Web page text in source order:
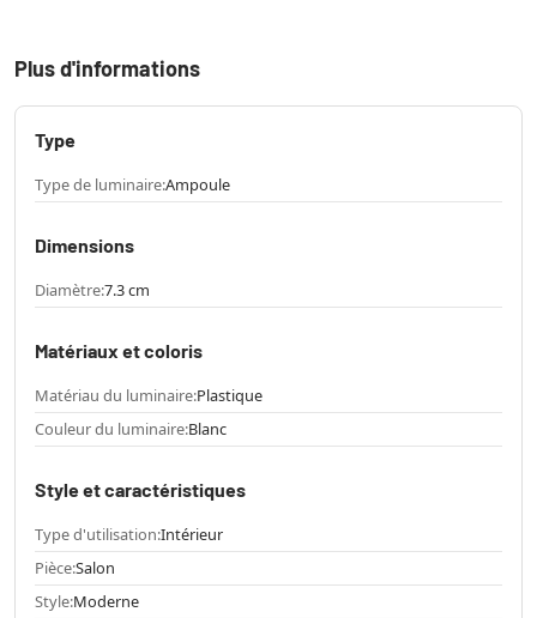
Plus d'informations
Type
Type de luminaire:Ampoule
Dimensions
Diamètre:7.3 cm
Matériaux et coloris
Matériau du luminaire:Plastique
Couleur du luminaire:Blanc
Style et caractéristiques
Type d'utilisation:Intérieur
Pièce:Salon
Style:Moderne